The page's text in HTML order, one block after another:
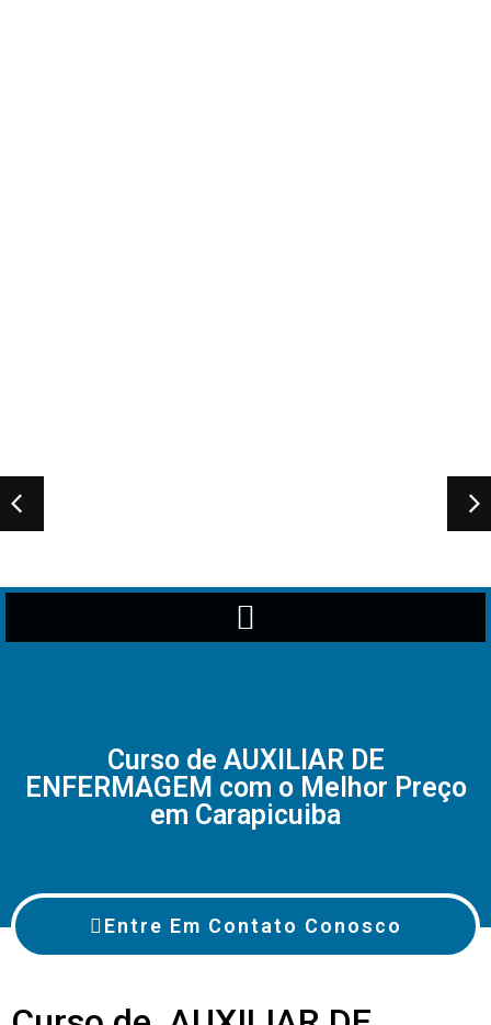
Curso de AUXILIAR DE
ENFERMAGEM com o Melhor Preço
em Carapicuiba
Entre Em Contato Conosco